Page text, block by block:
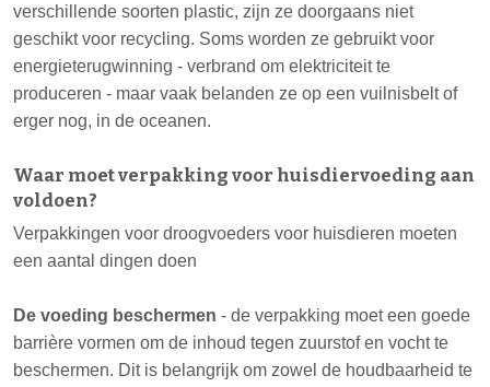
verschillende soorten plastic, zijn ze doorgaans niet
geschikt voor recycling. Soms worden ze gebruikt voor
energieterugwinning - verbrand om elektriciteit te
produceren - maar vaak belanden ze op een vuilnisbelt of
erger nog, in de oceanen.
Waar moet verpakking voor huisdiervoeding aan
voldoen?
Verpakkingen voor droogvoeders voor huisdieren moeten
een aantal dingen doen
De voeding beschermen - de verpakking moet een goede
barrière vormen om de inhoud tegen zuurstof en vocht te
beschermen. Dit is belangrijk om zowel de houdbaarheid te